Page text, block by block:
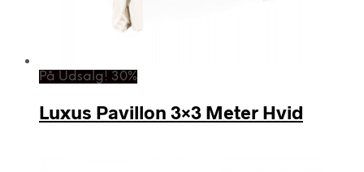
På Udsalg! 30%
Luxus Pavillon 3×3 Meter Hvid